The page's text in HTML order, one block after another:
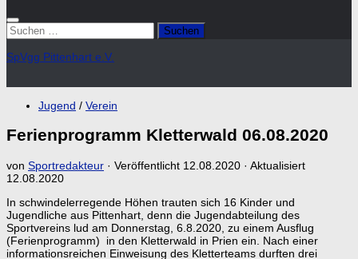
Suchen
nach:
SpVgg Pittenhart e.V.
Jugend / Verein
Ferienprogramm Kletterwald 06.08.2020
von Sportredakteur · Veröffentlicht 12.08.2020 · Aktualisiert
12.08.2020
In schwindelerregende Höhen trauten sich 16 Kinder und
Jugendliche aus Pittenhart, denn die Jugendabteilung des
Sportvereins lud am Donnerstag, 6.8.2020, zu einem Ausflug
(Ferienprogramm) in den Kletterwald in Prien ein. Nach einer
informationsreichen Einweisung des Kletterteams durften drei